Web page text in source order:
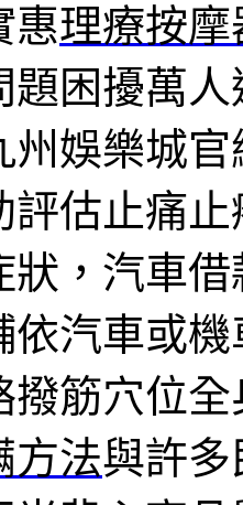
惠理療按摩
題困擾萬人
州娛樂城
評估止痛
狀，汽車
依汽車或
撥筋穴位
方法與許